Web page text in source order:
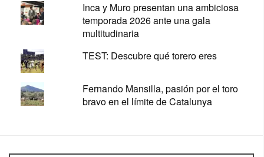
Inca y Muro presentan una ambiciosa
temporada 2026 ante una gala
multitudinaria
TEST: Descubre qué torero eres
Fernando Mansilla, pasión por el toro
bravo en el límite de Catalunya